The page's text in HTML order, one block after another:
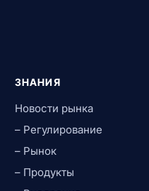
ЗНАНИЯ
Новости рынка
– Регулирование
– Рынок
– Продукты